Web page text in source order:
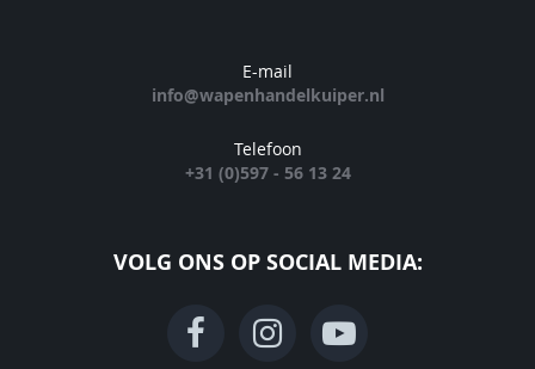
E-mail
info@wapenhandelkuiper.nl
Telefoon
+31 (0)597 - 56 13 24
VOLG ONS OP SOCIAL MEDIA: